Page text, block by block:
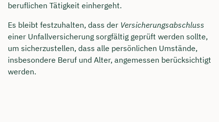
beruflichen Tätigkeit einhergeht.
Es bleibt festzuhalten, dass der Versicherungsabschluss
einer Unfallversicherung sorgfältig geprüft werden sollte,
um sicherzustellen, dass alle persönlichen Umstände,
insbesondere Beruf und Alter, angemessen berücksichtigt
werden.